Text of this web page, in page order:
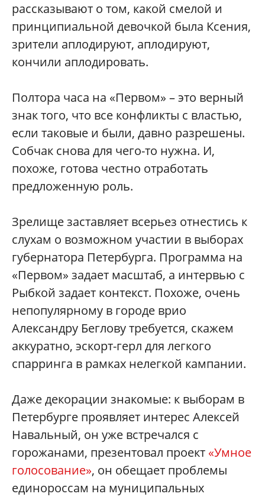
рассказывают о том, какой смелой и
принципиальной девочкой была Ксения,
зрители аплодируют, аплодируют,
кончили аплодировать.
Полтора часа на «Первом» – это верный
знак того, что все конфликты с властью,
если таковые и были, давно разрешены.
Собчак снова для чего-то нужна. И,
похоже, готова честно отработать
предложенную роль.
Зрелище заставляет всерьез отнестись к
слухам о возможном участии в выборах
губернатора Петербурга. Программа на
«Первом» задает масштаб, а интервью с
Рыбкой задает контекст. Похоже, очень
непопулярному в городе врио
Александру Беглову требуется, скажем
аккуратно, эскорт-герл для легкого
спарринга в рамках нелегкой кампании.
Даже декорации знакомые: к выборам в
Петербурге проявляет интерес Алексей
Навальный, он уже встречался с
горожанами, презентовал проект «Умное
голосование», он обещает проблемы
единороссам на муниципальных